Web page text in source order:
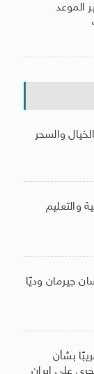
30 سبتمبر الموعد
والسحر
والتعليم
جيرمان وديًا
بشأن